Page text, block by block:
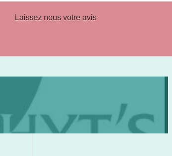
Laissez nous votre avis